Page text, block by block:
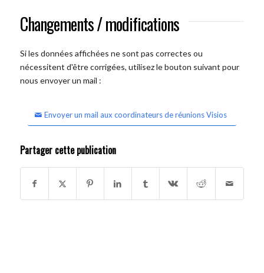
Changements / modifications
Si les données affichées ne sont pas correctes ou
nécessitent d'être corrigées, utilisez le bouton suivant pour
nous envoyer un mail :
Envoyer un mail aux coordinateurs de réunions Visios
Partager cette publication